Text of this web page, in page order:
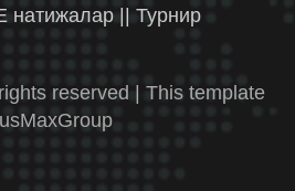
натижалар || Турнир
reserved | This template